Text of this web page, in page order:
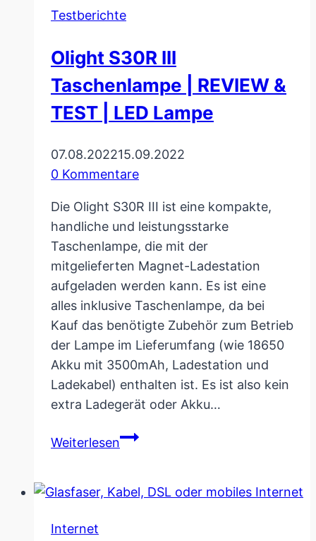
|
mit
Preisgarantie
Testberichte
Olight S30R III
Taschenlampe | REVIEW &
TEST | LED Lampe
07.08.202215.09.2022
0 Kommentare
Die Olight S30R III ist eine kompakte,
handliche und leistungsstarke
Taschenlampe, die mit der
mitgelieferten Magnet-Ladestation
aufgeladen werden kann. Es ist eine
alles inklusive Taschenlampe, da bei
Kauf das benötigte Zubehör zum Betrieb
der Lampe im Lieferumfang (wie 18650
Akku mit 3500mAh, Ladestation und
Ladekabel) enthalten ist. Es ist also kein
extra Ladegerät oder Akku…
WeiterlesenOlight
Taschenlampe
Internet